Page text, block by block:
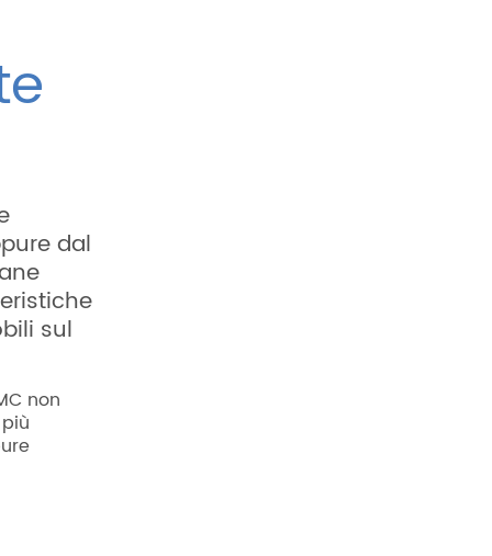
dal
sul
non